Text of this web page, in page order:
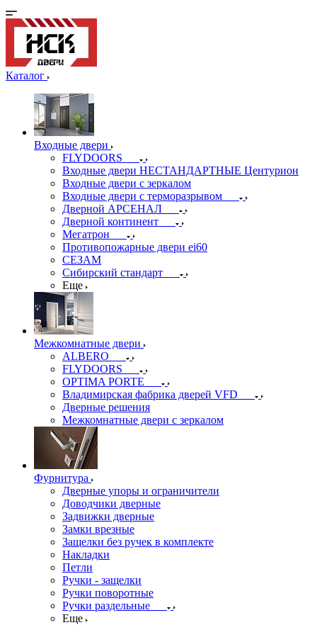
Каталог
Входные двери
FLYDOORS
Входные двери НЕСТАНДАРТНЫЕ Центурион
Входные двери с зеркалом
Входные двери с терморазрывом
Дверной АРСЕНАЛ
Дверной континент
Мегатрон
Противопожарные двери ei60
СЕЗАМ
Сибирский стандарт
Еще
Межкомнатные двери
ALBERO
FLYDOORS
OPTIMA PORTE
Владимирская фабрика дверей VFD
Дверные решения
Межкомнатные двери c зеркалом
Фурнитура
Дверные упоры и ограничители
Доводчики дверные
Задвижки дверные
Замки врезные
Защелки без ручек в комплекте
Накладки
Петли
Ручки - защелки
Ручки поворотные
Ручки раздельные
Еще